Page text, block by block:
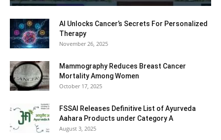
AI Unlocks Cancer’s Secrets For Personalized
Therapy
November 26, 2025
Mammography Reduces Breast Cancer
Mortality Among Women
October 17, 2025
FSSAI Releases Definitive List of Ayurveda
Aahara Products under Category A
August 3, 2025